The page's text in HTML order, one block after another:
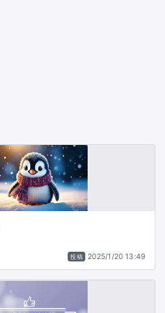
投稿 2025/1/20 13:49